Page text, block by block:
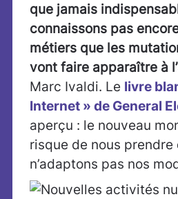
que jamais
connaissons pas
métiers que les
vont faire apparaître à
Marc Ivaldi. Le livre
Internet » de General
aperçu : le nouveau
risque de nous
n’adaptons pas nos